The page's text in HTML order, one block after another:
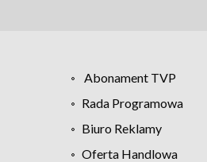
Abonament TVP
Rada Programowa
Biuro Reklamy
Oferta Handlowa